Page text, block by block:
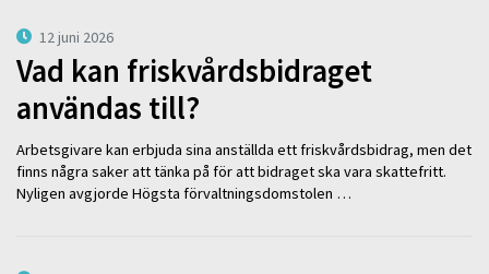
12 juni 2026
Vad kan friskvårdsbidraget
användas till?
Arbetsgivare kan erbjuda sina anställda ett friskvårdsbidrag, men det
finns några saker att tänka på för att bidraget ska vara skattefritt.
Nyligen avgjorde Högsta förvaltningsdomstolen …